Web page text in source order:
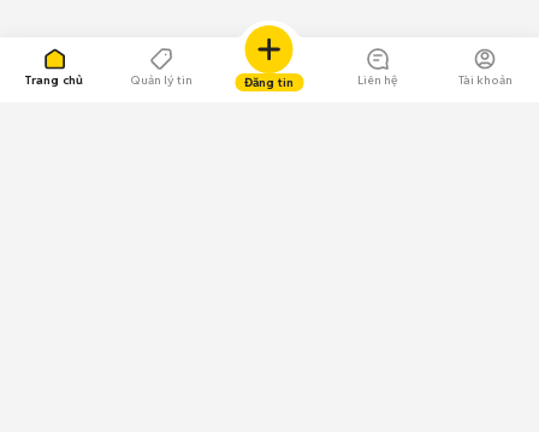
Trang chủ Quản lý tin Đăng tin Liên hệ Tài khoản